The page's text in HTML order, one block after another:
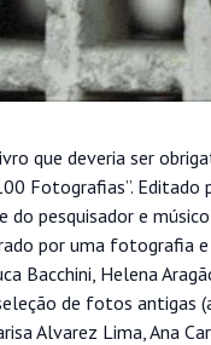
que deveria ser
Fotografias”.
do pesquisador e
por uma fotografia e
Bacchini, Helena
de fotos antigas
Alvarez Lima, Ana